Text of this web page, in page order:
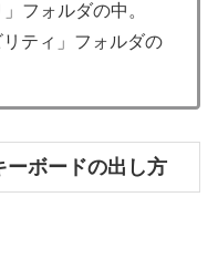
フォルダの中。
ティ」フォルダの
ボードの出し方